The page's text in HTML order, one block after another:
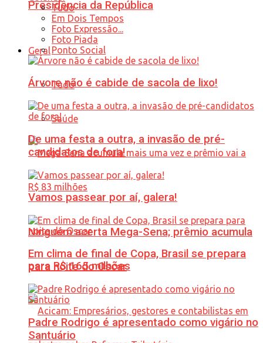
Presidência da República
Geral
Tudo
Saúde
Ninguém acerta Mega-Sena; prêmio acumula
para R$ 165 milhões
Tudo
Em Dois Tempos
Foto Expressão...
Foto Piada
Ponto Social
Árvore não é cabide de sacola de lixo!
De uma festa a outra, a invasão de pré-
candidatos de fora!
Vamos passear por aí, galera!
Em clima de final de Copa, Brasil se prepara
para noite do Oscar
Padre Rodrigo é apresentado como vigário no
Santuário